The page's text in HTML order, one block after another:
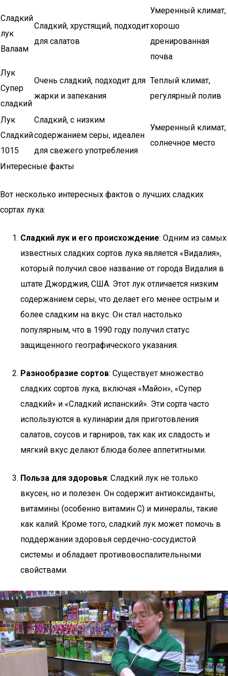
Сладкий
лук
Валаам
Сладкий, хрустящий, подходит
для салатов
Умеренный климат,
хорошо
дренированная
почва
Лук
Супер
сладкий
Очень сладкий, подходит для
жарки и запекания
Теплый климат,
регулярный полив
Лук
Сладкий
1015
Сладкий, с низким
содержанием серы, идеален
для свежего употребления
Умеренный климат,
солнечное место
Интересные факты
Вот несколько интересных фактов о лучших сладких
сортах лука:
Сладкий лук и его происхождение: Одним из самых
известных сладких сортов лука является «Видалия»,
который получил свое название от города Видалия в
штате Джорджия, США. Этот лук отличается низким
содержанием серы, что делает его менее острым и
более сладким на вкус. Он стал настолько
популярным, что в 1990 году получил статус
защищенного географического указания.
Разнообразие сортов: Существует множество
сладких сортов лука, включая «Майон», «Супер
сладкий» и «Сладкий испанский». Эти сорта часто
используются в кулинарии для приготовления
салатов, соусов и гарниров, так как их сладость и
мягкий вкус делают блюда более аппетитными.
Польза для здоровья: Сладкий лук не только
вкусен, но и полезен. Он содержит антиоксиданты,
витамины (особенно витамин C) и минералы, такие
как калий. Кроме того, сладкий лук может помочь в
поддержании здоровья сердечно-сосудистой
системы и обладает противовоспалительными
свойствами.